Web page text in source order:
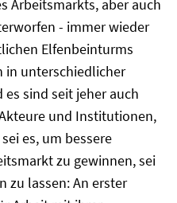
Arbeitsmarkts, aber auch
- immer wieder
Elfenbeinturms
in unterschiedlicher
sind seit jeher auch
und Institutionen,
es, um bessere
zu gewinnen, sei
zu lassen: An erster